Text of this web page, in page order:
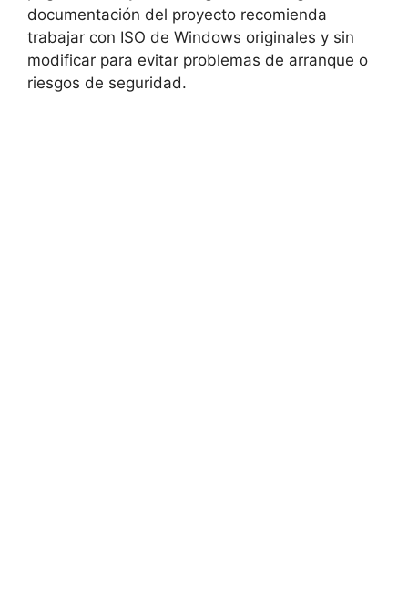
documentación del proyecto recomienda
trabajar con ISO de Windows originales y sin
modificar para evitar problemas de arranque o
riesgos de seguridad.